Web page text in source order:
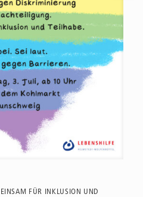
FÜR INKLUSION UND